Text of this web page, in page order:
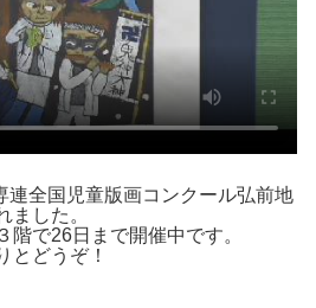
連全国児童版画コンクール弘前地
ました。
階で26日まで開催中です。
とどうぞ！